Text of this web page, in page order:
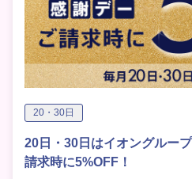
20・30日
20日・30日はイオングルー
請求時に5%OFF！